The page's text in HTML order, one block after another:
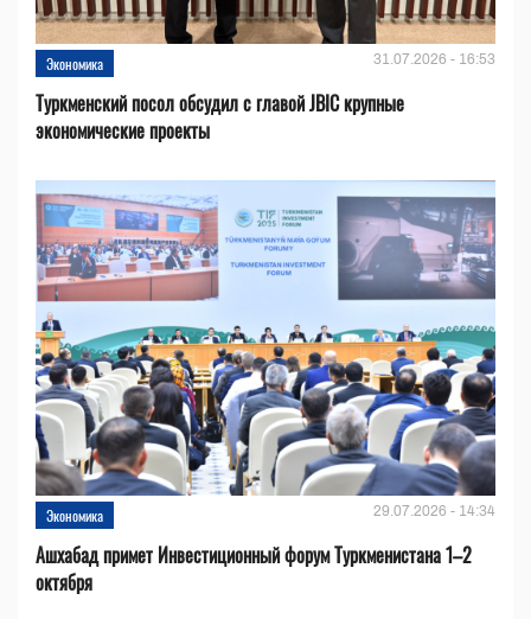
Экономика 31.07.2026 - 16:53
Туркменский посол обсудил с главой JBIC крупные
экономические проекты
Экономика 29.07.2026 - 14:34
Ашхабад примет Инвестиционный форум Туркменистана 1–2
октября